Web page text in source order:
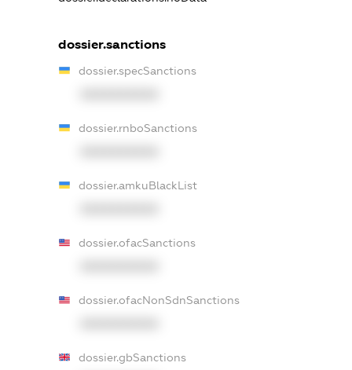
dossier.sanctions
dossier.specSanctions
dossier.rnboSanctions
dossier.amkuBlackList
dossier.ofacSanctions
dossier.ofacNonSdnSanctions
dossier.gbSanctions